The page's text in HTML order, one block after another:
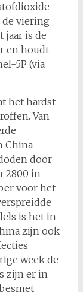
viering
jaar is de
en houdt
5P (via
het hardst
Van
China
door
2800 in
voor het
is het in
zijn ook
week de
zijn er in